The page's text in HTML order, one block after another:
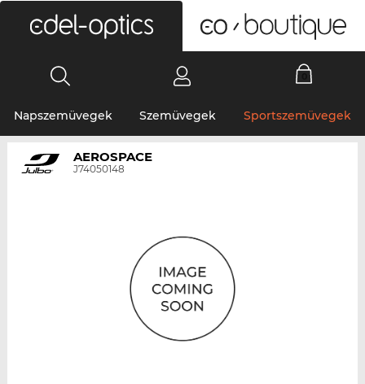
Napszemüvegek Szemüvegek Sportszemüvegek
AEROSPACE
J74050148